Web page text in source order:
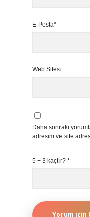
E-Posta*
Web Sitesi
Daha sonraki
adresim ve site
5 + 3 kaçtır? *